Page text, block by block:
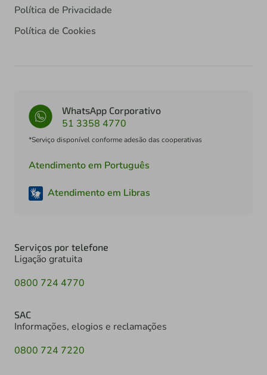
Política de Privacidade
Política de Cookies
WhatsApp Corporativo
51 3358 4770
*Serviço disponível conforme adesão das cooperativas
Atendimento em Português
Atendimento em Libras
Serviços por telefone
Ligação gratuita
0800 724 4770
SAC
Informações, elogios e reclamações
0800 724 7220